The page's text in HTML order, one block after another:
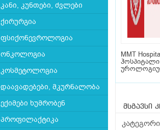
კანი, კუნთები, ძვლები
ქირურგია
ფსიქონევროლოგია
ონკოლოგია
კოსმეტოლოგია
დაავადებები, მკურნალობა
ექიმები ხუმრობენ
პროფილაქტიკა
MMT
მსგავსი